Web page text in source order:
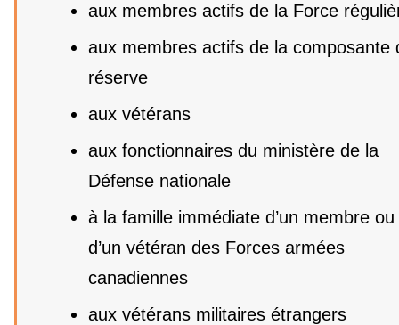
aux membres actifs de la Force
aux membres actifs de la composante
réserve
aux vétérans
aux fonctionnaires du ministère de la
Défense nationale
à la famille immédiate d’un membre ou
d’un vétéran des Forces armées
canadiennes
aux vétérans militaires étrangers